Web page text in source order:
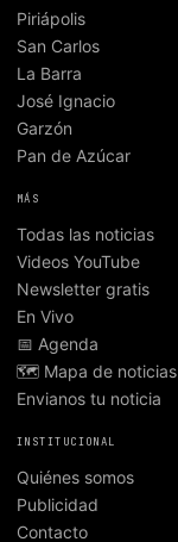
Piriápolis
San Carlos
La Barra
José Ignacio
Garzón
Pan de Azúcar
MÁS
Todas las noticias
Videos YouTube
Newsletter gratis
En Vivo
📅 Agenda
🗺️ Mapa de noticias
Envianos tu noticia
INSTITUCIONAL
Quiénes somos
Publicidad
Contacto